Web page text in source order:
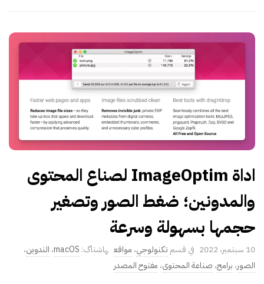
اداة ImageOptim لصناع المحتوى
والمدونين؛ ضغط الصور وتصغير
حجمها بسهولة وسرعة
P
u
10 سبتمبر، 2022 تكنولوجي، مواقع macOS، التدوين،
الصور، برامج، صناعة المحتوى، مفتوح المصدر